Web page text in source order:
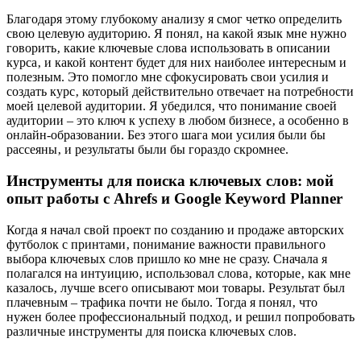
Благодаря этому глубокому анализу я смог четко определить
свою целевую аудиторию. Я понял‚ на какой язык мне нужно
говорить‚ какие ключевые слова использовать в описании
курса‚ и какой контент будет для них наиболее интересным и
полезным. Это помогло мне сфокусировать свои усилия и
создать курс‚ который действительно отвечает на потребности
моей целевой аудитории. Я убедился‚ что понимание своей
аудитории – это ключ к успеху в любом бизнесе‚ а особенно в
онлайн-образовании. Без этого шага мои усилия были бы
рассеяны‚ и результаты были бы гораздо скромнее.
Инструменты для поиска ключевых слов: мой
опыт работы с Ahrefs и Google Keyword Planner
Когда я начал свой проект по созданию и продаже авторских
футболок с принтами‚ понимание важности правильного
выбора ключевых слов пришло ко мне не сразу. Сначала я
полагался на интуицию‚ использовал слова‚ которые‚ как мне
казалось‚ лучше всего описывают мои товары. Результат был
плачевным – трафика почти не было. Тогда я понял‚ что
нужен более профессиональный подход‚ и решил попробовать
различные инструменты для поиска ключевых слов.